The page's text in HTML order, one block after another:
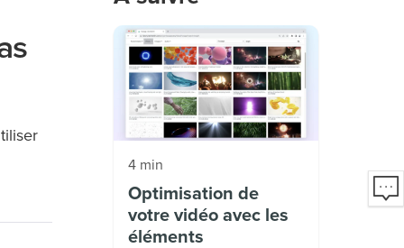
4 min
Optimisation de
votre vidéo avec les
éléments